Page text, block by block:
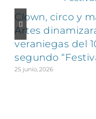
Clown, circo y
Artes
veraniegas del
segundo
25 junio, 2026